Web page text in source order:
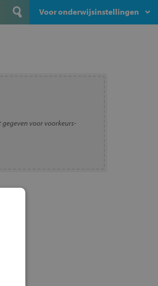
Voor onderwijsinstellingen
voor voorkeurs-